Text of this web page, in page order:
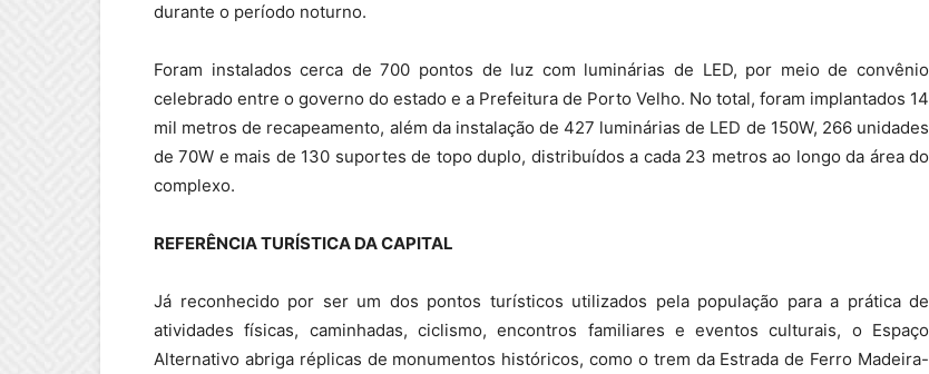
durante o período noturno.
Foram instalados cerca de 700 pontos de luz com luminárias de LED, por meio de convênio
celebrado entre o governo do estado e a Prefeitura de Porto Velho. No total, foram implantados 14
mil metros de recapeamento, além da instalação de 427 luminárias de LED de 150W, 266 unidades
de 70W e mais de 130 suportes de topo duplo, distribuídos a cada 23 metros ao longo da área do
complexo.
REFERÊNCIA TURÍSTICA DA CAPITAL
Já reconhecido por ser um dos pontos turísticos utilizados pela população para a prática de
atividades físicas, caminhadas, ciclismo, encontros familiares e eventos culturais, o Espaço
Alternativo abriga réplicas de monumentos históricos, como o trem da Estrada de Ferro Madeira-